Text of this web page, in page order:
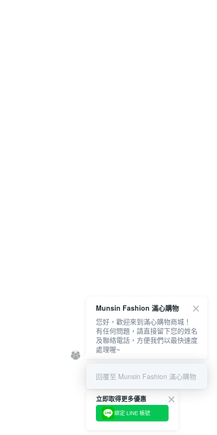
立即取得更多優惠
綁定 LINE 帳號
Munsin Fashion 滿心購物
您好，歡迎來到滿心購物商城！
有任何問題，請直接留下您的姓名
及聯絡電話，方便我們以最快速度
處理喔~
回覆至 Munsin Fashion 滿心購物